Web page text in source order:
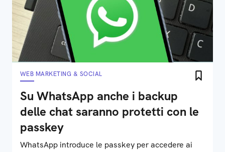
WEB MARKETING & SOCIAL
Su WhatsApp anche i backup
delle chat saranno protetti con le
passkey
WhatsApp introduce le passkey per accedere ai